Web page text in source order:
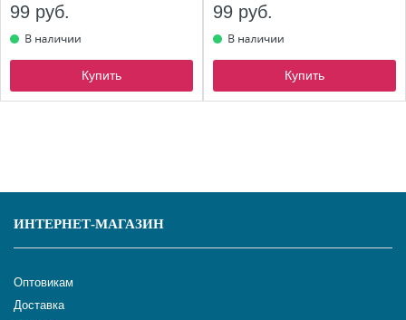
99 руб.
Купить
99 руб.
Купить
ИНТЕРНЕТ-МАГАЗИН
Оптовикам
Доставка